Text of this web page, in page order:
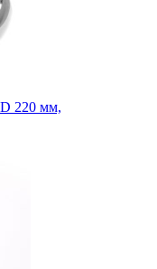
220 мм,